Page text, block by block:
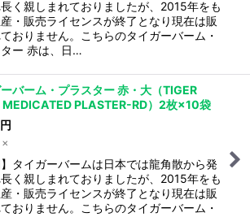
く親しまれておりましたが、2015年をも
・販売ライセンスが終了となり現在は販
おりません。こちらのタイガーバーム・
ー 赤は、日…
バーム・プラスター 赤・大（TIGER
PLASTER-RD）2枚×10袋
円
】タイガーバームは日本では龍角散から発
く親しまれておりましたが、2015年をも
・販売ライセンスが終了となり現在は販
おりません。こちらのタイガーバーム・